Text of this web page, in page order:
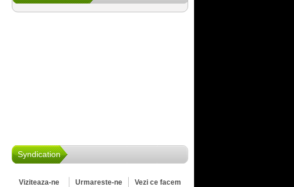
Syndication
Viziteaza-ne
Urmareste-ne
Vezi ce facem